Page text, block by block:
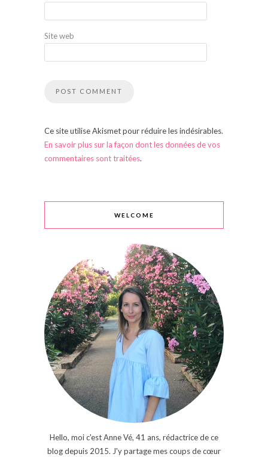
Site web
Ce site utilise Akismet pour réduire les indésirables.
En savoir plus sur la façon dont les données de vos
commentaires sont traitées.
WELCOME
Hello, moi c'est Anne Vé, 41 ans, rédactrice de ce
blog depuis 2015. J'y partage mes coups de cœur